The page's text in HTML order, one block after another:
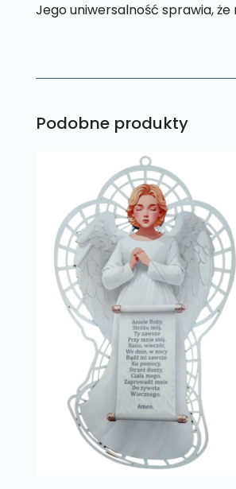
Jego uniwersalność sprawia,
Podobne produkty